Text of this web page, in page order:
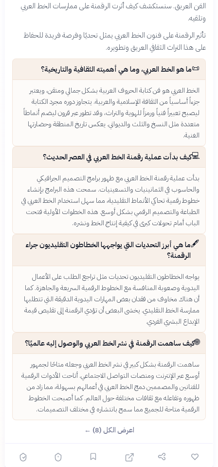
الفن العريق. سنستكشف كيف أثرت الرقمنة على ممارسات الخط العربي
وتلقيه.
تأثير الرقمنة على فنون الخط العربي يمثل تحديًا وفرصة فريدة للحفاظ
على هذا التراث الثقافي العريق وتطويره.
📜ما هو الخط العربي، وما هي أهميته الثقافية والتاريخية؟
الخط العربي هو فن كتابة الحروف العربية بشكل جمالي ومتقن، ويعتبر
جزءاً أساسياً من الثقافة الإسلامية والعربية. يتجاوز دوره مجرد الكتابة
ليصبح تعبيراً فنياً ورمزاً للهوية والتراث، وقد تطور عبر قرون ليضم أنماطاً
متعددة مثل النسخ والثلث والديواني. يعكس تاريخ المنطقة وحضارتها
الغنية.
💻كيف بدأت عملية رقمنة الخط العربي في العصر الحديث؟
بدأت عملية رقمنة الخط العربي مع ظهور برامج التصميم الجرافيكي
والحاسوب في الثمانينيات والتسعينيات. سمحت هذه البرامج بإنشاء
خطوط رقمية تحاكي الأنماط التقليدية، مما سهل استخدام الخط العربي في
الطباعة والتصميم الرقمي بشكل أوسع. هذه الخطوات الأولية فتحت
الباب أمام تحولات كبرى في كيفية إنتاج الخط ونشره.
🖋️ما هي أبرز التحديات التي يواجهها الخطاطون التقليديون جراء
الرقمنة؟
يواجه الخطاطون التقليديون تحديات مثل تراجع الطلب على الأعمال
اليدوية وصعوبة المنافسة مع الخطوط الرقمية السريعة والجاهزة. كما
أن هناك مخاوف من فقدان بعض المهارات اليدوية الدقيقة التي تتطلبها
ممارسة الخط التقليدي. يخشى البعض أن تؤدي الرقمنة إلى تقليص قيمة
الإبداع البشري الفردي.
🌐كيف ساهمت الرقمنة في نشر الخط العربي والوصول إليه عالميًا؟
ساهمت الرقمنة بشكل كبير في نشر الخط العربي وجعله متاحًا لجمهور
أوسع عبر الإنترنت ومنصات التواصل الاجتماعي. أتاحت الأدوات الرقمية
للفنانين والمصممين دمج الخط العربي في أعمالهم بسهولة، مما زاد من
ظهوره وتفاعله مع ثقافات مختلفة حول العالم. كما أصبحت الخطوط
الرقمية متاحة للجميع مما سمح بانتشاره في مختلف التصميمات.
اعرض الكل (8) ← ؟ 🎯
6سؤال 🟡 متوسط ابدأ ←